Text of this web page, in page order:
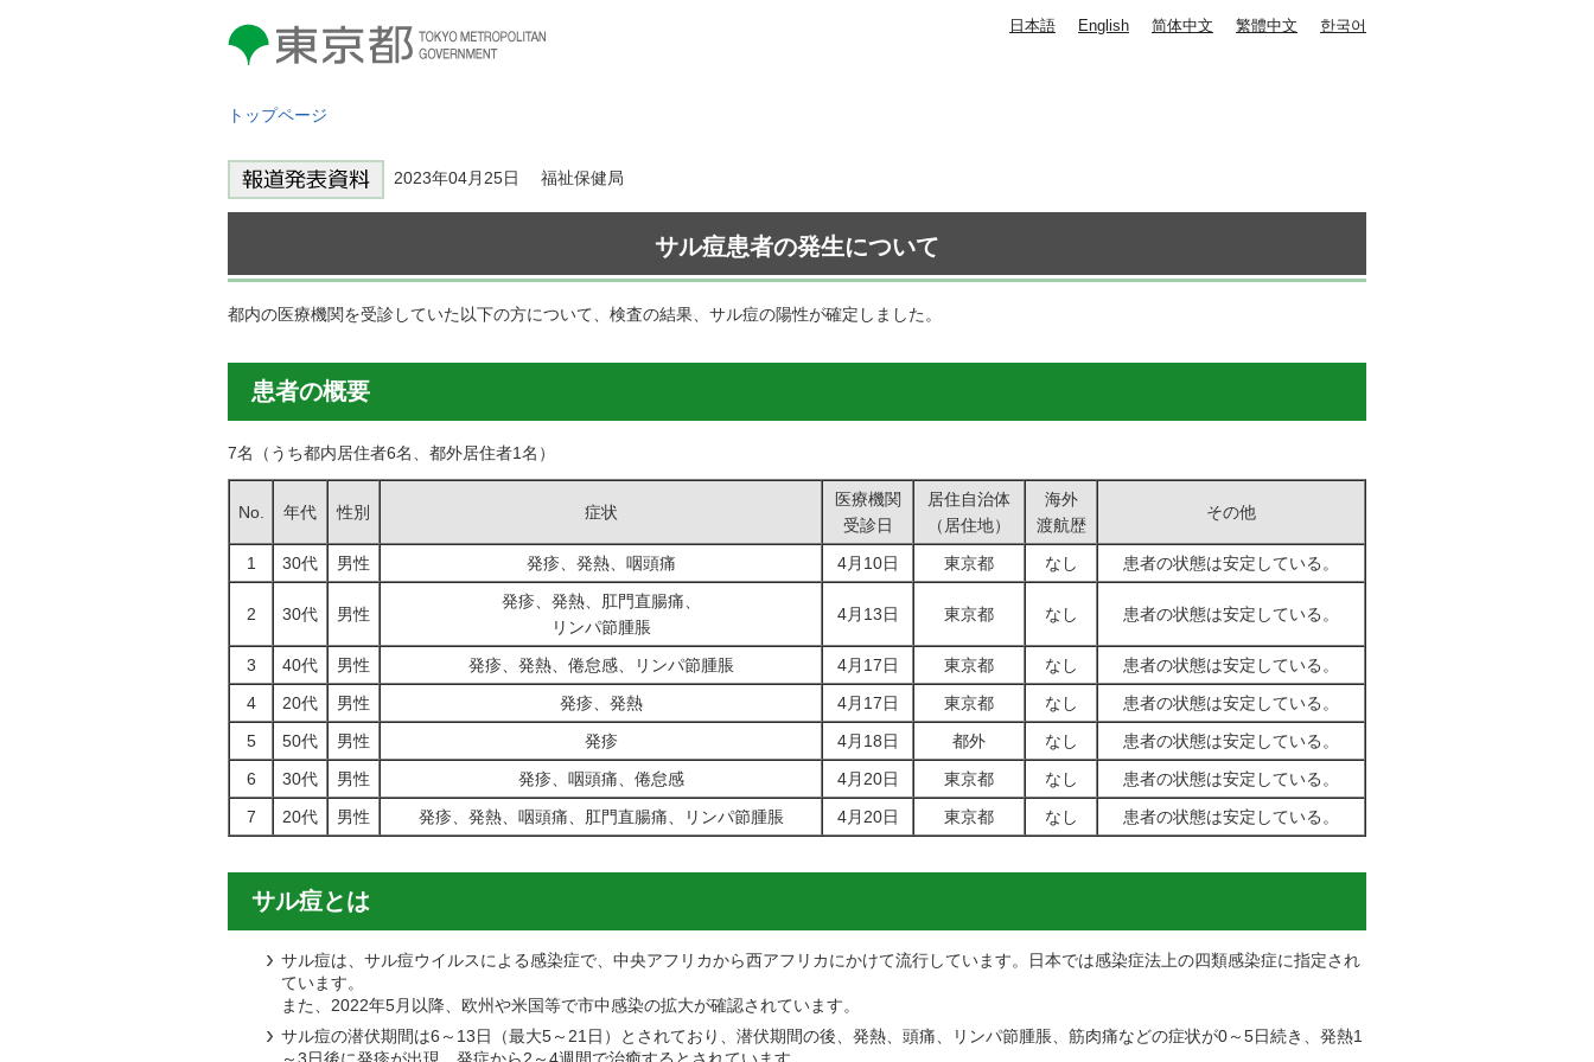
東京都 TOKYO METROPOLITAN
GOVERNMENT
日本語 English 简体中文 繁體中文 한국어
トップページ
2023年04月25日 福祉保健局
サル痘患者の発生について
都内の医療機関を受診していた以下の方について、検査の結果、サル痘の陽性が確定しました。
患者の概要
7名（うち都内居住者6名、都外居住者1名）
No. 年代 性別 症状
医療機関
受診日
居住自治体
（居住地）
海外
渡航歴
その他
1 30代 男性 発疹、発熱、咽頭痛 4月10日 東京都 なし 患者の状態は安定している。
2 30代 男性
発疹、発熱、肛門直腸痛、
リンパ節腫脹
4月13日 東京都 なし 患者の状態は安定している。
3 40代 男性 発疹、発熱、倦怠感、リンパ節腫脹 4月17日 東京都 なし
患者の状態は安定している。
4
20代 男性 発疹、発熱 4月17日 東京都 なし
患者の状態は安定している。
5
50代 男性 発疹 4月18日 都外 なし
患者の状態は安定している。
6
30代 男性 発疹、咽頭痛、倦怠感 4月20日 東京都 なし
患者の状態は安定している。
7
20代 男性 発疹、発熱、咽頭痛、肛門直腸痛、リンパ節腫脹 4月20日 東京都 なし 患者の状態は安定している。
サル痘とは
サル痘は、サル痘ウイルスによる感染症で、中央アフリカから西アフリカにかけて流行しています。日本では感染症法上の四類感染症に指定され
ています。
また、2022年5月以降、欧州や米国等で市中感染の拡大が確認されています。
サル痘の潜伏期間は6～13日（最大5～21日）とされており、潜伏期間の後、発熱、頭痛、リンパ節腫脹、筋肉痛などの症状が0～5日続き、発熱1